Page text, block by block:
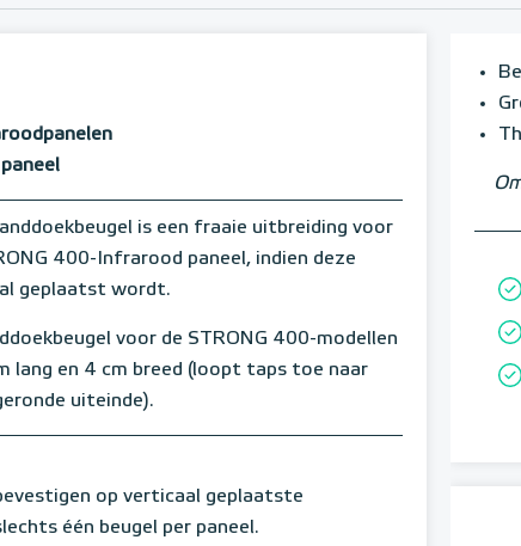
is een fraaie uitbreiding voor
400-Infrarood paneel, indien deze
geplaatst wordt.
voor de STRONG 400-modellen
lang en 4 cm breed (loopt taps toe naar
uiteinde).
op verticaal geplaatste
één beugel per paneel.